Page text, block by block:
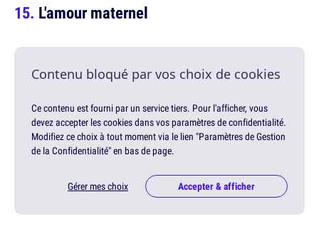
L'amour maternel
Contenu bloqué par vos choix de cookies
Ce contenu est fourni par un service tiers. Pour l'afficher, vous
devez accepter les cookies dans vos paramètres de confidentialité.
Modifiez ce choix à tout moment via le lien "Paramètres de Gestion
de la Confidentialité" en bas de page.
Gérer mes choix Accepter & afficher